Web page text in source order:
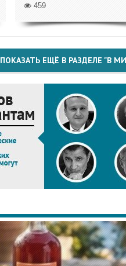
459
ПОКАЗАТЬ ЕЩЁ В РАЗДЕЛЕ "В